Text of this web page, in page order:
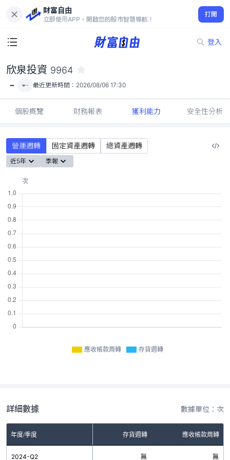
財富自由
立即使用APP，開啟您的股市智慧導航！
打開
登入
-
欣泉投資 9964
- - 最近更新時間： 2026/08/06 17:30
個股概覽 財務報表 獲利能力 安全性分析
營運週轉 固定資產週轉 總資產週轉
近5年 季報
應收帳款周轉 存貨週轉
詳細數據 數據單位：次
年度/季度 存貨週轉 應收帳款周轉
2024-Q2 無 無